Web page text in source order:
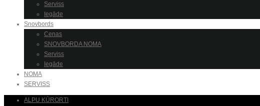
Serviss
Iegāde
Snovbords
Cenas
SNOVBORDA NOMA
Serviss
Iegāde
NOMA
SERVISS
ALPU KŪRORTI